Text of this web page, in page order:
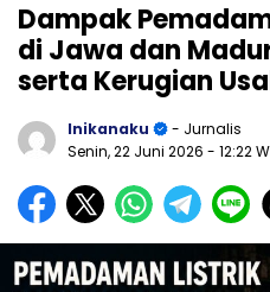
Dampak
di Jawa dan
serta Kerugian
Inikanaku
- Jurnalis
Senin, 22 Juni 2026 - 12:22